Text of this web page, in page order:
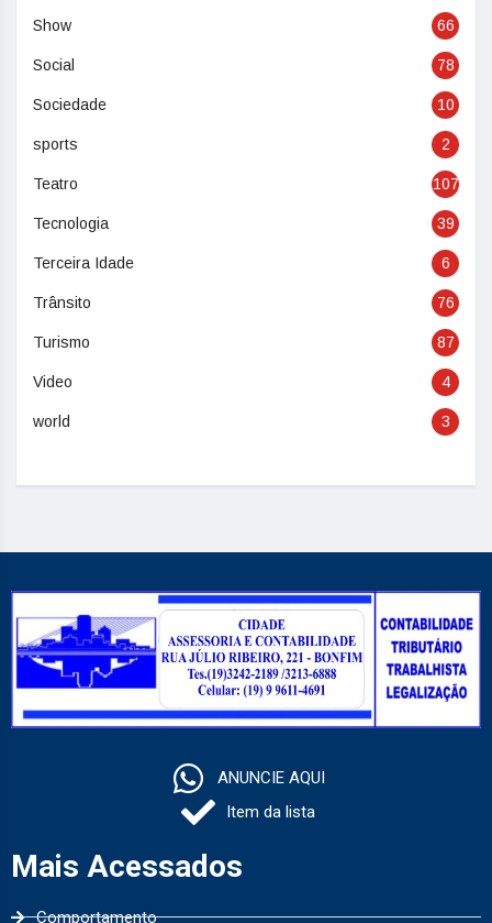
Show 66
Social 78
Sociedade 10
sports 2
Teatro 107
Tecnologia 39
Terceira Idade 6
Trânsito 76
Turismo 87
Video 4
world 3
ANUNCIE AQUI
Item da lista
Mais Acessados
Comportamento